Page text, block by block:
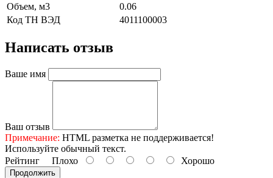
Объем, м3
0.06
Код ТН ВЭД
4011100003
Написать отзыв
Ваше имя
Ваш отзыв
Примечание: HTML разметка не поддерживается!
Используйте обычный текст.
Рейтинг Плохо Хорошо
Продолжить